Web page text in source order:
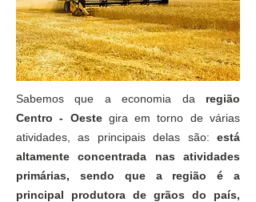
Sabemos que a economia da região
Centro - Oeste gira em torno de várias
atividades, as principais delas são: está
altamente concentrada nas atividades
primárias, sendo que a região é a
principal produtora de grãos do país,